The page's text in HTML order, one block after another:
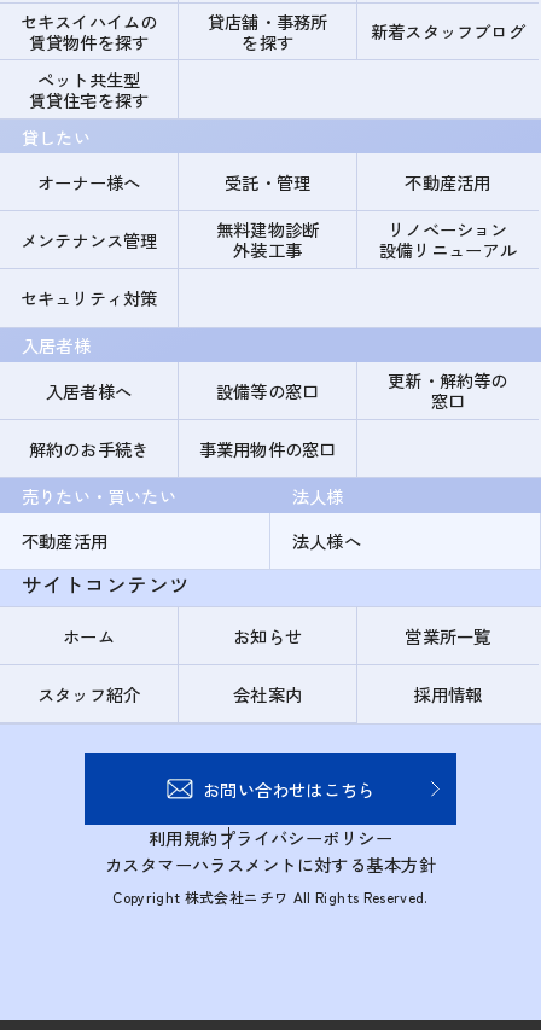
セキスイハイムの
賃貸物件を探す
貸店舗・事務所
を探す
新着スタッフブログ
ペット共生型
賃貸住宅を探す
貸したい
オーナー様へ
受託・管理 不動産活用
メンテナンス管理
無料建物診断
外装工事
リノベーション
設備リニューアル
セキュリティ対策
入居者様
入居者様へ
設備等の窓口
更新・解約等の
窓口
解約のお手続き
事業用物件の窓口
売りたい・買いたい
不動産活用
法人様
法人様へ
サイトコンテンツ
ホーム お知らせ 営業所一覧
スタッフ紹介 会社案内 採用情報
お問い合わせはこちら
利用規約プライバシーポリシー
カスタマーハラスメントに対する基本方針
Copyright 株式会社ニチワ All Rights Reserved.